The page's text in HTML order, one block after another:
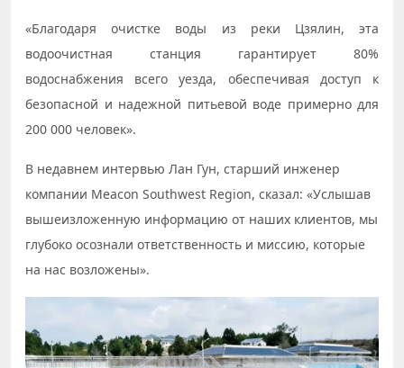
«Благодаря очистке воды из реки Цзялин, эта
водоочистная станция гарантирует 80%
водоснабжения всего уезда, обеспечивая доступ к
безопасной и надежной питьевой воде примерно для
200 000 человек».
В недавнем интервью Лан Гун, старший инженер
компании Meacon Southwest Region, сказал: «Услышав
вышеизложенную информацию от наших клиентов, мы
глубоко осознали ответственность и миссию, которые
на нас возложены».